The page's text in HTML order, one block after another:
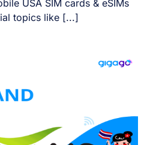
USA SIM cards & eSIMs
topics like [...]